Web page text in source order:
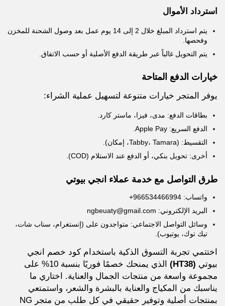
استرداد الأموال
يتم استرداد المبلغ خلال 2 إلى 14 يوم عمل بعد وصول الشحنة للمخزن
وفحصها.
يتم التحويل غالباً عبر طريقة الدفع الأصلية أو حسب الاتفاق.
خيارات الدفع المتاحة
يوفر المتجر خيارات متنوعة لتسهيل عملية الشراء:
بطاقات الدفع: مدى، فيزا، ماستر كارد.
الدفع السريع: Apple Pay.
التقسيط: (Tabby، Tamara، إمكان).
أخرى: تحويل بنكي، أو الدفع عند الاستلام (COD).
طرق التواصل مع خدمة عملاء انجي بيوتي
واتساب: 966534466994+
البريد الإلكتروني: ngbeuaty@gmail.com
وسائل التواصل الاجتماعي: متواجدون على (إنستغرام، سناب شات،
تيك توك، يوتيوب).
اختتمي تجربة التسوق الذكية باستخدام كود خصم انجي
بيوتي (HT38)
الذي يمنحك خصمًا فوريًا بنسبة 10% على
مجموعة واسعة من منتجات الجمال والعناية. اختاري ما
يناسبك من المكياج والعناية بالبشرة والشعر، واستمتعي
بمنتجات أصلية وتوفير حقيقي في كل طلب من متجر NG